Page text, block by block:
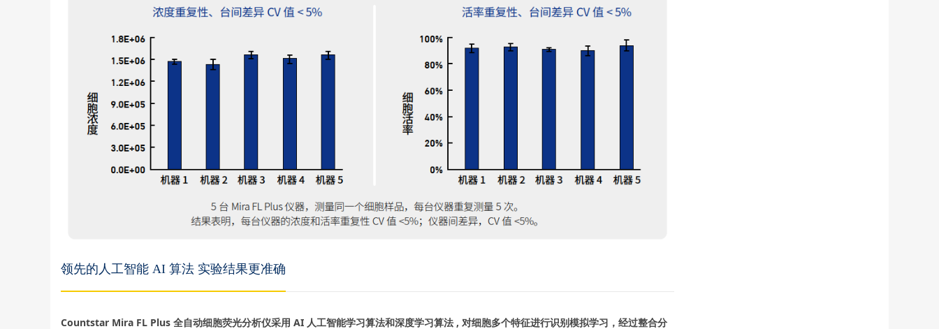
领先的人工智能 AI 算法 实验结果更准确
Countstar Mira FL Plus 全自动细胞荧光分析仪采用 AI 人工智能学习算法和深度学习算法 , 对细胞多个特征进行识别模拟学习，经过整合分